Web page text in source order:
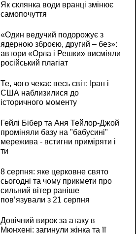
Як склянка води вранці змінює
самопочуття
«Один ведучий подорожує з
ядерною зброєю, другий – без»:
автори «Орла і Решки» висміяли
російський плагіат
Те, чого чекає весь світ: Іран і
США наблизилися до
історичного моменту
Гейлі Бібер та Аня Тейлор-Джой
проміняли базу на "бабусині"
мережива - встигни приміряти і
ти
8 серпня: яке церковне свято
сьогодні та чому прикмети про
сильний вітер раніше
пов’язували з 21 серпня
Довічний вирок за атаку в
Мюнхені: загинули жінка та її